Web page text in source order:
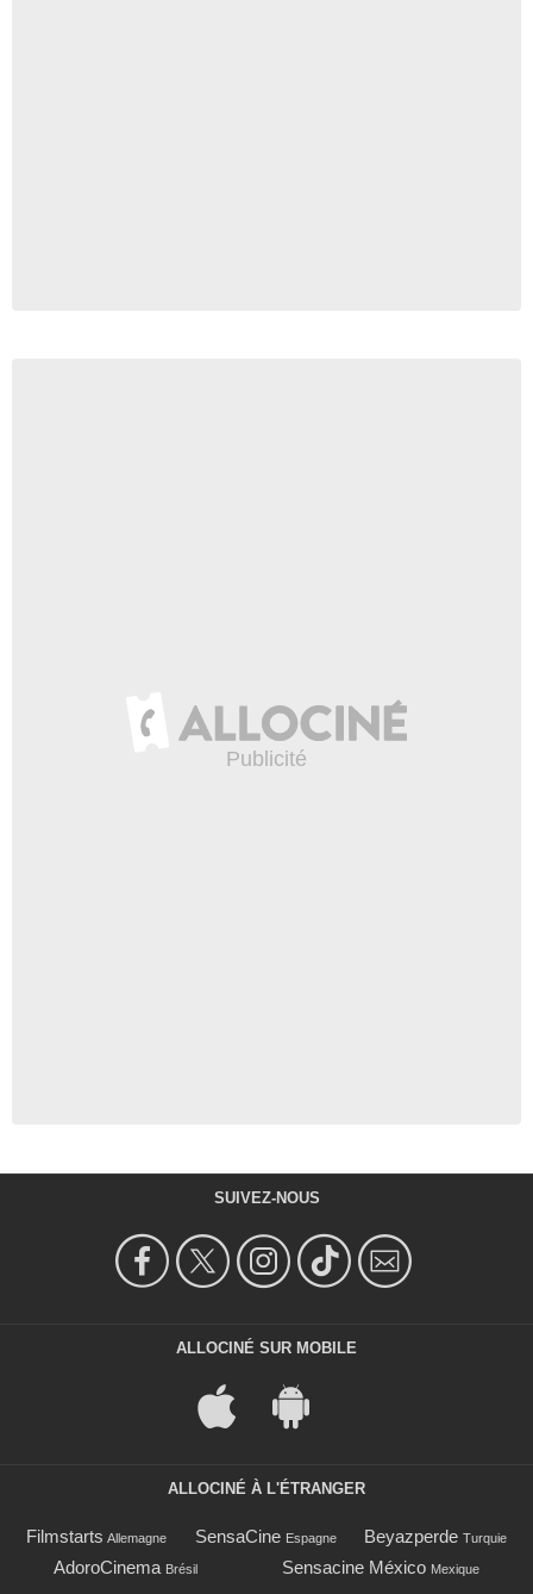
SUIVEZ-NOUS
ALLOCINÉ SUR MOBILE
ALLOCINÉ À L'ÉTRANGER
Filmstarts Allemagne SensaCine Espagne Beyazperde Turquie
AdoroCinema Brésil Sensacine México Mexique